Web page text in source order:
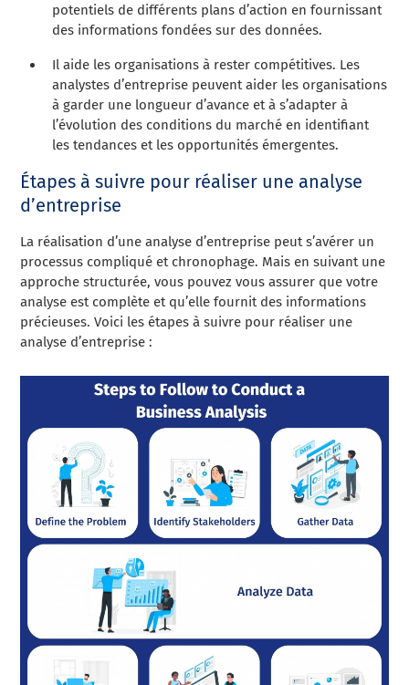
potentiels de différents plans d’action en fournissant
des informations fondées sur des données.
Il aide les organisations à rester compétitives. Les
analystes d’entreprise peuvent aider les organisations
à garder une longueur d’avance et à s’adapter à
l’évolution des conditions du marché en identifiant
les tendances et les opportunités émergentes.
Étapes à suivre pour réaliser une analyse
d’entreprise
La réalisation d’une analyse d’entreprise peut s’avérer un
processus compliqué et chronophage. Mais en suivant une
approche structurée, vous pouvez vous assurer que votre
analyse est complète et qu’elle fournit des informations
précieuses. Voici les étapes à suivre pour réaliser une
analyse d’entreprise :